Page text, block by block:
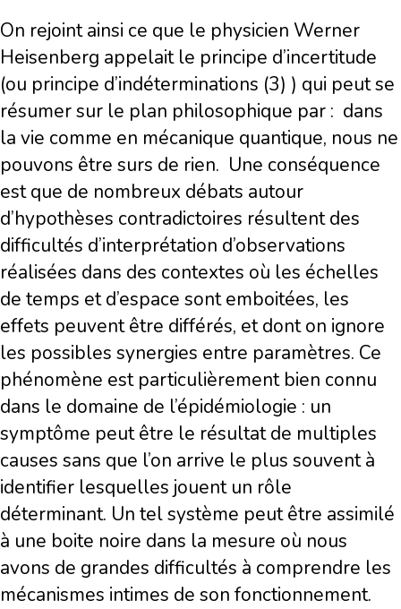
On rejoint ainsi ce que le physicien Werner
Heisenberg appelait le principe d’incertitude
(ou principe d’indéterminations (3) ) qui peut se
résumer sur le plan philosophique par : dans
la vie comme en mécanique quantique, nous ne
pouvons être surs de rien. Une conséquence
est que de nombreux débats autour
d’hypothèses contradictoires résultent des
difficultés d’interprétation d’observations
réalisées dans des contextes où les échelles
de temps et d’espace sont emboitées, les
effets peuvent être différés, et dont on ignore
les possibles synergies entre paramètres. Ce
phénomène est particulièrement bien connu
dans le domaine de l’épidémiologie : un
symptôme peut être le résultat de multiples
causes sans que l’on arrive le plus souvent à
identifier lesquelles jouent un rôle
déterminant. Un tel système peut être assimilé
à une boite noire dans la mesure où nous
avons de grandes difficultés à comprendre les
mécanismes intimes de son fonctionnement.